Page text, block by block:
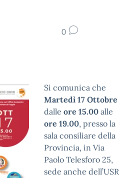
0
Si comunica che
Martedì 17 Ottobre
dalle ore 15.00 alle
ore 19.00, presso la
sala consiliare della
Provincia, in Via
Paolo Telesforo 25,
sede anche dell’USR